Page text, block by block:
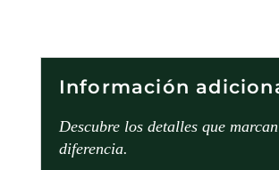
Información
Descubre los detalles que
diferencia.